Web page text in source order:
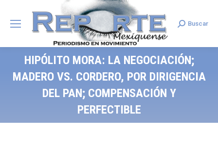
Search:
Buscar
HIPÓLITO MORA: LA NEGOCIACIÓN;
MADERO VS. CORDERO, POR DIRIGENCIA
DEL PAN; COMPENSACIÓN Y
PERFECTIBLE